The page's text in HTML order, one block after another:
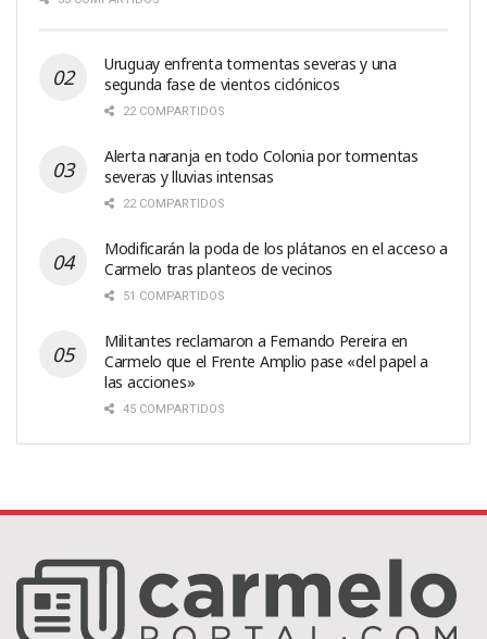
Uruguay enfrenta tormentas severas y una
segunda fase de vientos ciclónicos
22 COMPARTIDOS
Alerta naranja en todo Colonia por tormentas
severas y lluvias intensas
22 COMPARTIDOS
Modificarán la poda de los plátanos en el acceso a
Carmelo tras planteos de vecinos
51 COMPARTIDOS
Militantes reclamaron a Fernando Pereira en
Carmelo que el Frente Amplio pase «del papel a
las acciones»
45 COMPARTIDOS